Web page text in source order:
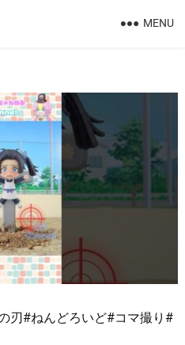
MENU
刃#ねんどろいど#コマ撮り#